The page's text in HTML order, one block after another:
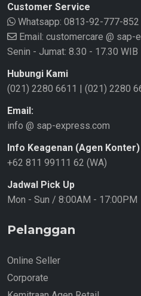
Customer Service
Whatsapp: 0813-92-777-852
Email: customercare @ sap-
Senin - Jumat: 8.30 - 17.30 WIB
Hubungi Kami
(021) 2280 6611 | (021) 2280
Email:
info @ sap-express.com
Info Keagenan (Agen Konter)
+62 811 99111 62 (WA)
Jadwal Pick Up
Mon - Sun / 8:00AM - 17:00PM
Pelanggan
Online Seller
Corporate